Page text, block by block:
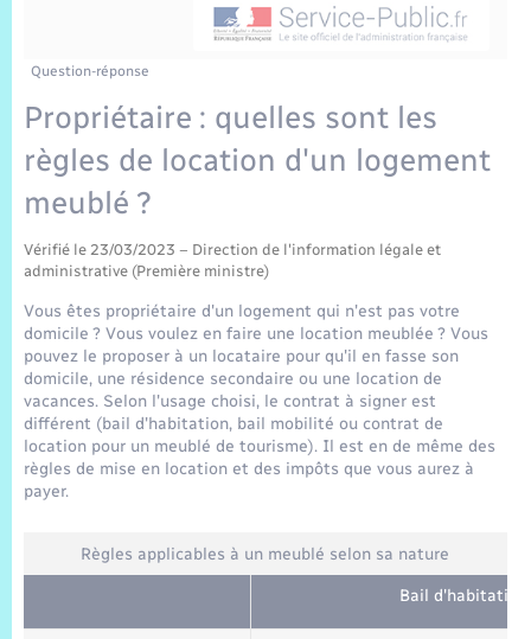
Risques naturels et technologiques
Permis détention de chien
Numéros utiles
Vidéoprotection
Infos communales
Journal municipal numérique
Publications
Arrêtés municipaux
Budget
Cadastre
La Communauté de Communes
Eure en Normandie
L’Eglise
Le Cimetière
Projets et Réalisations
Info Patrimoine communal
Elections et citoyenneté
Concessions funéraires
Déchets
EDF ENEDIS
Véolia – Eau Assainissement
Enfants – Jeunes
Seniors
Numérique
Transports
Sports et activités
Associations
Tourisme
Hébergement de loisirs
Bilan des 2 mandats : 2014 et 2020
Question-réponse
Propriétaire : quelles sont les
règles de location d'un logement
meublé ?
Vérifié le 23/03/2023 – Direction de l'information légale et
administrative (Première ministre)
Vous êtes propriétaire d'un logement qui n'est pas votre
domicile ? Vous voulez en faire une location meublée ? Vous
pouvez le proposer à un locataire pour qu'il en fasse son
domicile, une résidence secondaire ou une location de
vacances. Selon l'usage choisi, le contrat à signer est
différent (bail d'habitation, bail mobilité ou contrat de
location pour un meublé de tourisme). Il est en de même des
règles de mise en location et des impôts que vous aurez à
payer.
Règles applicables à un meublé selon sa nature
Bail d'habitation